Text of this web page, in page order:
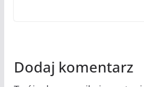
Dodaj komentarz